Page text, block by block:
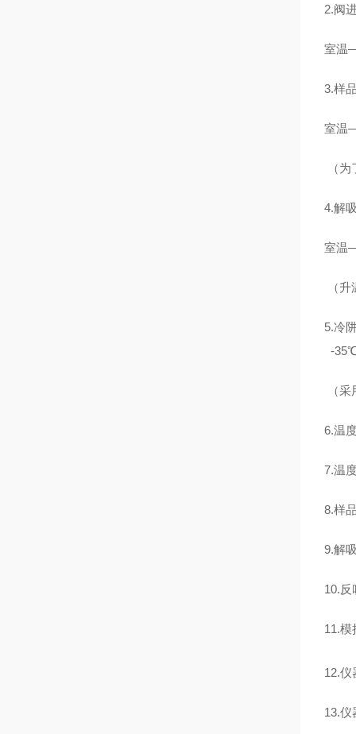
2.阀
室温
3.样
室温
（
4.解
室温
（
5.冷
-35
（
6.温
7.温
8.样
9.解
10.反
11.模
12.仪
13.仪